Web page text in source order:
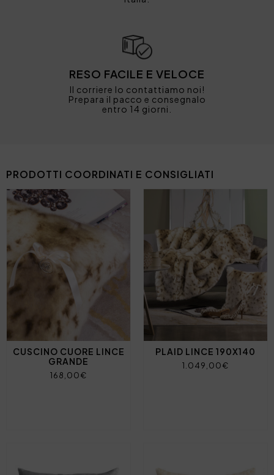
RESO FACILE E VELOCE
Il corriere lo contattiamo noi!
Prepara il pacco e consegnalo
entro 14 giorni.
PRODOTTI COORDINATI E CONSIGLIATI
CUSCINO CUORE LINCE
GRANDE
168,00€
PLAID LINCE 190X140
1.049,00€